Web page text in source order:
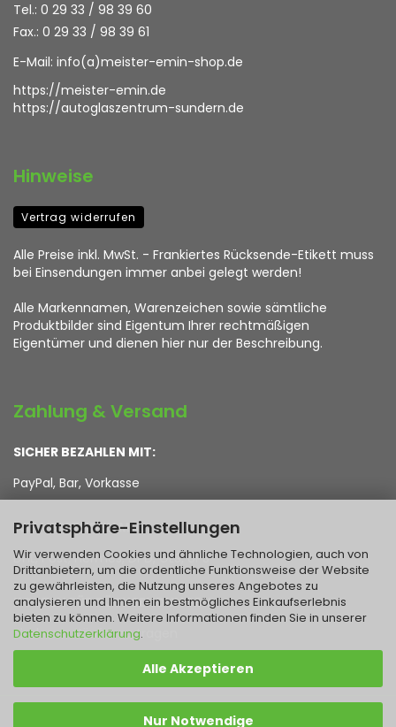
Privatsphäre-Einstellungen
Wir verwenden Cookies und ähnliche Technologien, auch von
Drittanbietern, um die ordentliche Funktionsweise der Website
zu gewährleisten, die Nutzung unseres Angebotes zu
analysieren und Ihnen ein bestmögliches Einkaufserlebnis
bieten zu können. Weitere Informationen finden Sie in unserer
Datenschutzerklärung.
Alle Akzeptieren
Nur Notwendige
Tel.: 0 29 33 / 98 39 60
Fax.: 0 29 33 / 98 39 61
E-Mail: info(a)meister-emin-shop.de
https://meister-emin.de
https://autoglaszentrum-sundern.de
Hinweise
Vertrag widerrufen
Alle Preise inkl. MwSt. - Frankiertes Rücksende-Etikett muss
bei Einsendungen immer anbei gelegt werden!
Alle Markennamen, Warenzeichen sowie sämtliche
Produktbilder sind Eigentum Ihrer rechtmäßigen
Eigentümer und dienen hier nur der Beschreibung.
Zahlung & Versand
SICHER BEZAHLEN MIT:
PayPal, Bar, Vorkasse
WIR VERSENDEN MIT:
DHL, Post, Hermes, DPD, GLS, UPS
KOSTEN FÜR RÜCKSENDUNGEN:
Sind vom Käufer zu tragen
Webshop erstellenmit Gambio.de © 2026 | Template von
JungCreative.